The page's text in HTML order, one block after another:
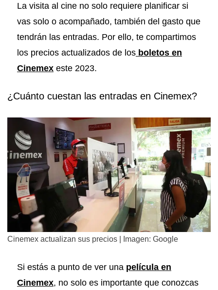
La visita al cine no solo requiere planificar si
vas solo o acompañado, también del gasto que
tendrán las entradas. Por ello, te compartimos
los precios actualizados de los boletos en
Cinemex este 2023.
¿Cuánto cuestan las entradas en Cinemex?
Cinemex actualizan sus precios | Imagen: Google
Si estás a punto de ver una película en
Cinemex, no solo es importante que conozcas